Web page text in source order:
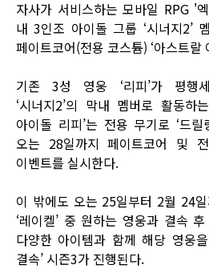
자사가 서비스하는 모바일 RPG '
내 3인조 아이돌 그룹 ‘시너지2’
페이트코어(전용 코스튬) ‘아스트랄
기존 3성 영웅 ‘리피’가 평행
‘시너지2’의 막내 멤버로 활동하
아이돌 리피’는 전용 무기로 ‘드
오는 28일까지 페이트코어 및
이벤트를 실시한다.
이 밖에도 오는 25일부터 2월 24일
‘레이켈’ 중 원하는 영웅과 결속
다양한 아이템과 함께 해당 영웅
결속’ 시즌3가 진행된다.